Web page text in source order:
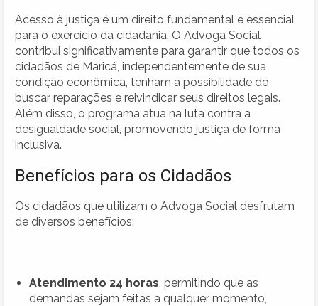
Acesso à justiça é um direito fundamental e essencial
para o exercício da cidadania. O Advoga Social
contribui significativamente para garantir que todos os
cidadãos de Maricá, independentemente de sua
condição econômica, tenham a possibilidade de
buscar reparações e reivindicar seus direitos legais.
Além disso, o programa atua na luta contra a
desigualdade social, promovendo justiça de forma
inclusiva.
Benefícios para os Cidadãos
Os cidadãos que utilizam o Advoga Social desfrutam
de diversos benefícios:
Atendimento 24 horas , permitindo que as
demandas sejam feitas a qualquer momento,